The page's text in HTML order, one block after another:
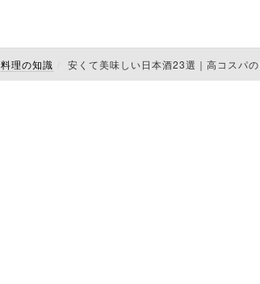
料理の知識 安くて美味しい日本酒23選｜高コスパ